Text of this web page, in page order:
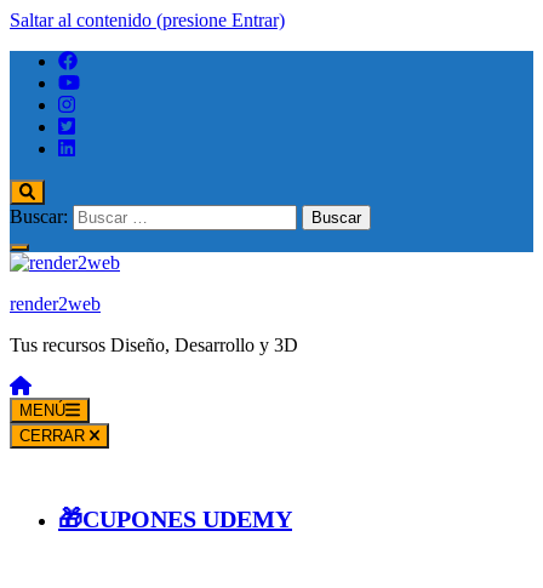
Saltar al contenido (presione Entrar)
Buscar:
render2web
Tus recursos Diseño, Desarrollo y 3D
MENÚ
CERRAR
🎁CUPONES UDEMY